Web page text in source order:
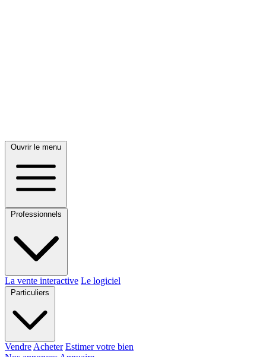
Ouvrir le menu
Professionnels
La vente interactive Le logiciel
Particuliers
Vendre Acheter Estimer votre bien